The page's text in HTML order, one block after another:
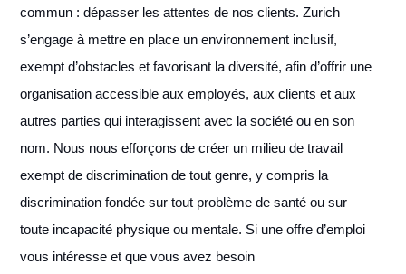
commun : dépasser les attentes de nos clients. Zurich
s’engage à mettre en place un environnement inclusif,
exempt d’obstacles et favorisant la diversité, afin d’offrir une
organisation accessible aux employés, aux clients et aux
autres parties qui interagissent avec la société ou en son
nom. Nous nous efforçons de créer un milieu de travail
exempt de discrimination de tout genre, y compris la
discrimination fondée sur tout problème de santé ou sur
toute incapacité physique ou mentale. Si une offre d’emploi
vous intéresse et que vous avez besoin